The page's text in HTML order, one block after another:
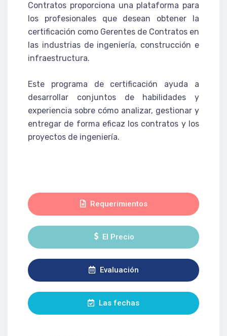
Contratos proporciona una plataforma para
los profesionales que desean obtener la
certificación como Gerentes de Contratos en
las industrias de ingeniería, construcción e
infraestructura.
Este programa de certificación ayuda a
desarrollar conjuntos de habilidades y
experiencia sobre cómo analizar, gestionar y
entregar de forma eficaz los contratos y los
proyectos de ingeniería.
Requerimientos
El Precio
Evaluación
Las fechas